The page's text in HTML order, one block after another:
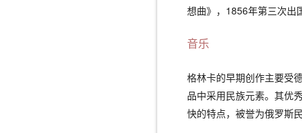
想曲》，1856年第三次出
音乐
格林卡的早期创作主要受
品中采用民族元素。其优
快的特点，被誉为俄罗斯